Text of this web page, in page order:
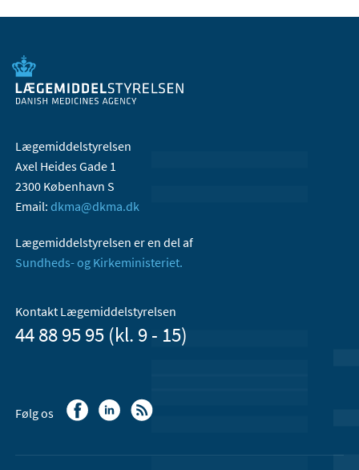
Lægemiddelstyrelsen
Axel Heides Gade 1
2300 København S
Email: dkma@dkma.dk
Lægemiddelstyrelsen er en del af
Sundheds- og Kirkeministeriet.
Kontakt Lægemiddelstyrelsen
44 88 95 95 (kl. 9 - 15)
Følg os